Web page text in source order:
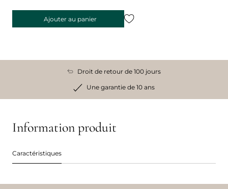
Ajouter au panier
Droit de retour de 100 jours
Une garantie de 10 ans
Information produit
Caractéristiques